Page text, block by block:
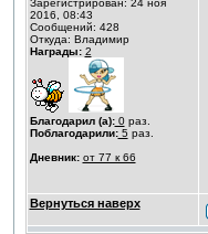
Зарегистрирован: 24 ноя
2016, 08:43
Сообщений: 428
Откуда: Владимир
Награды: 2
Благодарил (а):0раз.
Поблагодарили:5 раз.
Дневник: от 77 к 66
Вернуться наверх